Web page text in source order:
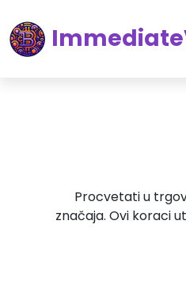
Procvetati u
značaja. Ovi koraci